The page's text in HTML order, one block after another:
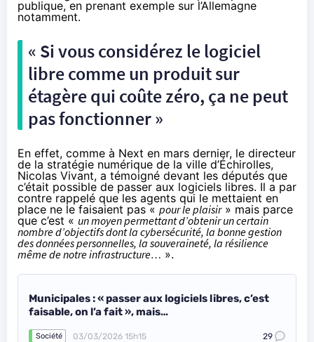
publique, en prenant exemple sur l’Allemagne
notamment.
« Si vous considérez le logiciel
libre comme un produit sur
étagère qui coûte zéro, ça ne peut
pas fonctionner »
En effet, comme à Next en mars dernier, le directeur
de la stratégie numérique de la ville d’Échirolles,
Nicolas Vivant, a témoigné devant les députés que
c’était possible de passer aux logiciels libres. Il a par
contre rappelé que les agents qui le mettaient en
place ne le faisaient pas « pour le plaisir» mais parce
que c’est « un moyen permettant d’obtenir un certain
nombre d’objectifs dont la cybersécurité, la bonne gestion
des données personnelles, la souveraineté, la résilience
même de notre infrastructure… ».
Municipales : « passer aux logiciels libres, c’est
faisable, on l’a fait », mais…
Société 03/03/2026 15h15 29